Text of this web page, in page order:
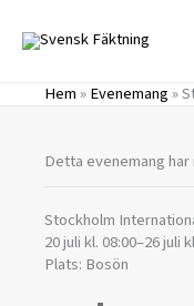
innehåll
Hem»Evenemang»
Detta evenemang har
Stockholm
20 juli kl. 08:00–26 juli
Plats: Bosön